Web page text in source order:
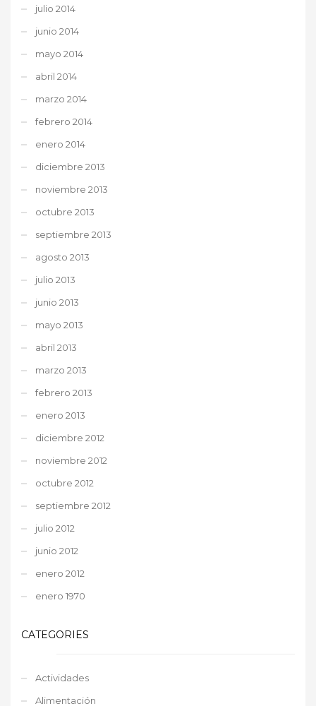
julio 2014
junio 2014
mayo 2014
abril 2014
marzo 2014
febrero 2014
enero 2014
diciembre 2013
noviembre 2013
octubre 2013
septiembre 2013
agosto 2013
julio 2013
junio 2013
mayo 2013
abril 2013
marzo 2013
febrero 2013
enero 2013
diciembre 2012
noviembre 2012
octubre 2012
septiembre 2012
julio 2012
junio 2012
enero 2012
enero 1970
CATEGORIES
Actividades
Alimentación